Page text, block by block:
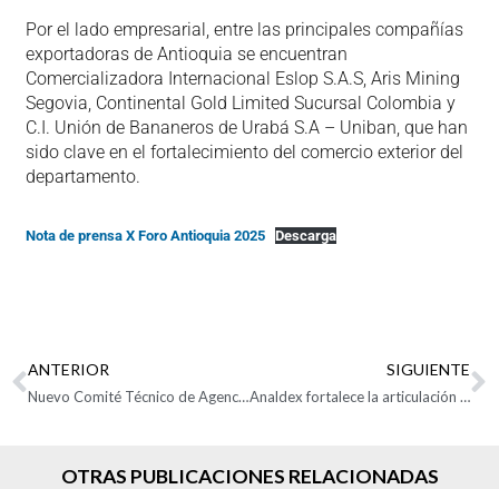
Por el lado empresarial, entre las principales compañías
exportadoras de Antioquia se encuentran
Comercializadora Internacional Eslop S.A.S, Aris Mining
Segovia, Continental Gold Limited Sucursal Colombia y
C.I. Unión de Bananeros de Urabá S.A – Uniban, que han
sido clave en el fortalecimiento del comercio exterior del
departamento.
Nota de prensa X Foro Antioquia 2025 Descarga
ANTERIOR
Nuevo Comité Técnico de Agencias de Carga Internacional y Operadores Logísticos
SIGUIENTE
Analdex fortalece la articulación con el Gobierno y empresas en temas clave de comercio exterior: más de 70 afiliados participaron en el Comité de Registro de Productores de Bienes Nacionales.
OTRAS PUBLICACIONES RELACIONADAS